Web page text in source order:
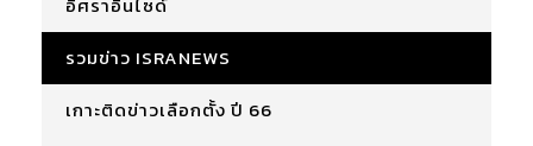
รวมข่าว ISRANEWS
เกาะติดข่าวเลือกตั้ง ปี 66